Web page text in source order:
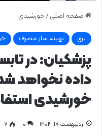
صفحه اصلی /خورشیدی
برق بهینه ساز مصرف
پزشکیان: در
داده نخواهد
خورشیدی
اردیبهشت ۱۷, ۱۴۰۴ 0 ۷